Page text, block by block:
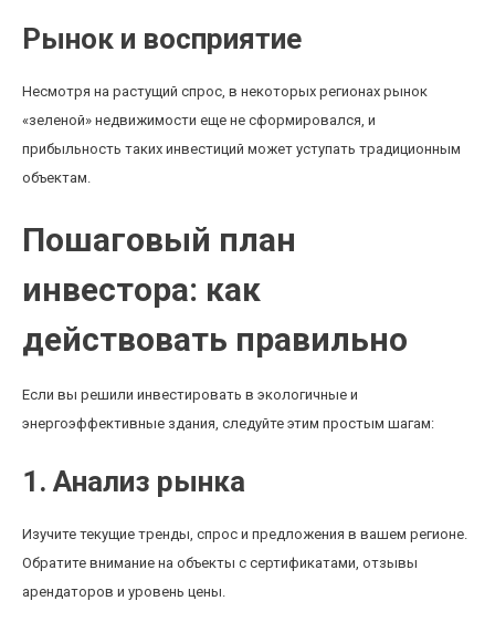
Рынок и восприятие
Несмотря на растущий спрос, в некоторых регионах рынок
«зеленой» недвижимости еще не сформировался, и
прибыльность таких инвестиций может уступать традиционным
объектам.
Пошаговый план
инвестора: как
действовать правильно
Если вы решили инвестировать в экологичные и
энергоэффективные здания, следуйте этим простым шагам:
1. Анализ рынка
Изучите текущие тренды, спрос и предложения в вашем регионе.
Обратите внимание на объекты с сертификатами, отзывы
арендаторов и уровень цены.